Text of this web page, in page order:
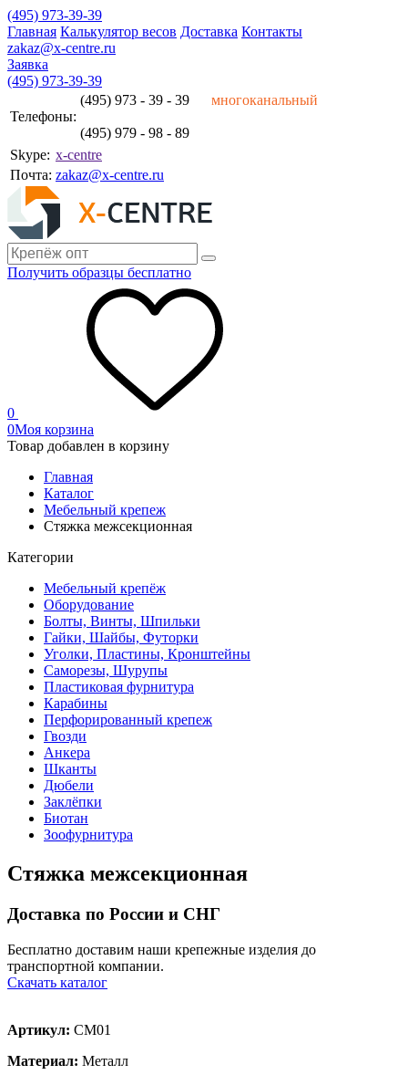
(495) 973-39-39
Главная Калькулятор весов Доставка Контакты
zakaz@x-centre.ru
Заявка
(495) 973-39-39
Телефоны:
(495) 973 - 39 - 39 многоканальный
(495) 979 - 98 - 89
Skype: x-centre
Почта: zakaz@x-centre.ru
Получить образцы бесплатно
0
0Моя корзина
Товар добавлен в корзину
Главная
Каталог
Мебельный крепеж
Стяжка межсекционная
Категории
Мебельный крепёж
Оборудование
Болты, Винты, Шпильки
Гайки, Шайбы, Футорки
Уголки, Пластины, Кронштейны
Саморезы, Шурупы
Пластиковая фурнитура
Карабины
Перфорированный крепеж
Гвозди
Анкера
Шканты
Дюбели
Заклёпки
Биотан
Зоофурнитура
Стяжка межсекционная
Доставка по России и СНГ
Бесплатно доставим наши крепежные изделия до
транспортной компании.
Скачать каталог
Артикул: СМ01
Материал: Металл